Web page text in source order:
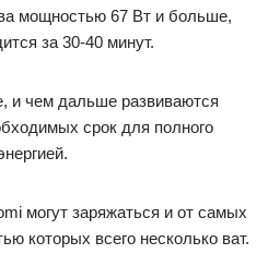
мощностью 67 Вт и больше,
за 30-40 минут.
и чем дальше развиваются
срок для полного
могут заряжаться и от самых
которых всего несколько ват.